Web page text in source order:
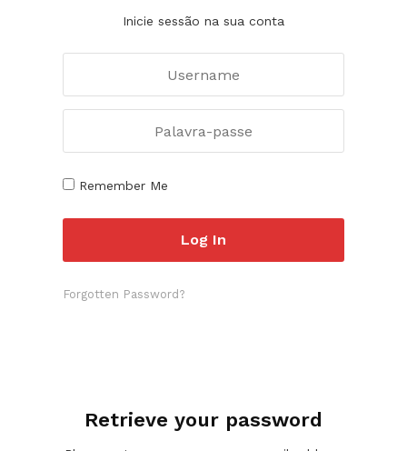
Inicie sessão na sua conta
Remember Me
Forgotten Password?
Retrieve your password